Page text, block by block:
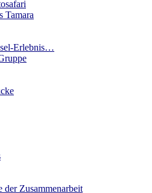
Tamara
Erlebnis…
der Zusammenarbeit